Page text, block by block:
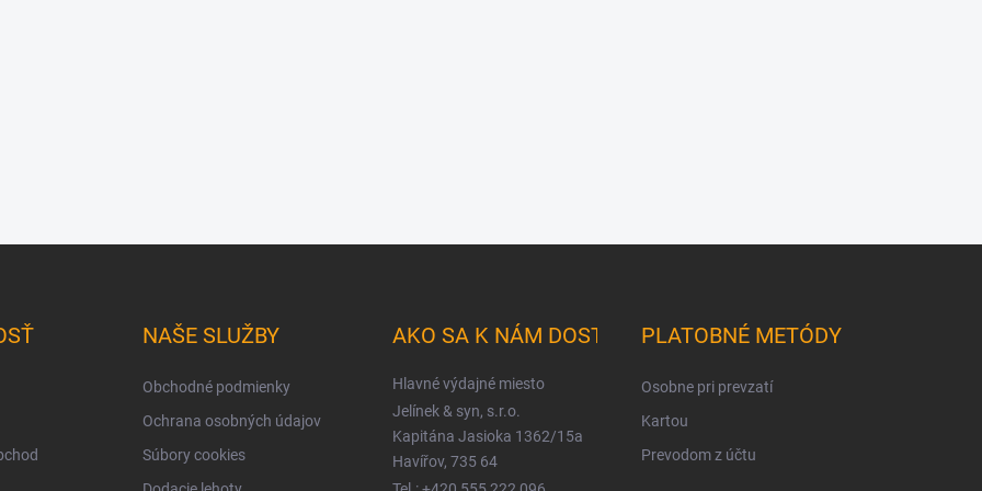
NAŠE SLUŽBY
Obchodné podmienky
Ochrana osobných údajov
Súbory cookies
AKO SA K NÁM DOSTANETE
Hlavné výdajné miesto
Jelínek & syn, s.r.o.
Kapitána Jasioka 1362/15a
Havířov, 735 64
PLATOBNÉ METÓDY
Osobne pri prevzatí
Kartou
Prevodom z účtu